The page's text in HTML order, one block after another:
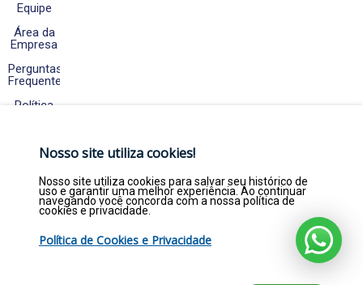
Equipe
Área da
Empresa
Perguntas
Frequentes
Política
Privacidade
Fale
Conosco
Copyright © 2026. Empregar Já Estágios e
Efetivos LTDA - CNPJ 22.369.844/0001-47 - Todos
Nosso site utiliza cookies!
Nosso site utiliza cookies para salvar seu histórico de
uso e garantir uma melhor experiência. Ao continuar
navegando você concorda com a nossa política de
cookies e privacidade.
Política de Cookies e Privacidade